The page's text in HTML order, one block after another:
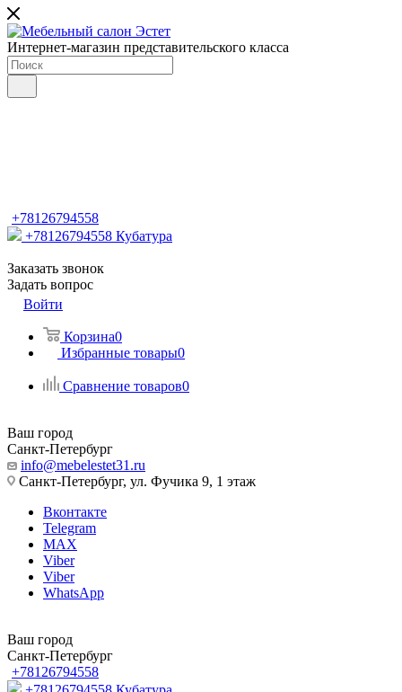
Интернет-магазин представительского класса
+78126794558
+78126794558 Кубатура
Заказать звонок
Задать вопрос
Войти
Корзина0
Избранные товары0
Сравнение товаров0
Ваш город
Санкт-Петербург
info@mebelestet31.ru
Санкт-Петербург, ул. Фучика 9, 1 этаж
Вконтакте
Telegram
MAX
Viber
Viber
WhatsApp
Ваш город
Санкт-Петербург
+78126794558